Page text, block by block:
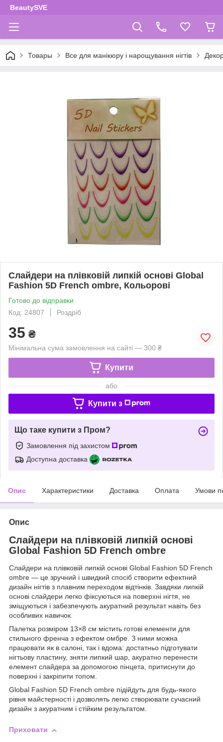
BeautySVE
Товары Все для манікюру і нарощування нігтів
Слайдери на плівковій липкій основі Global
Fashion 5D French ombre, Кольорові
Готово до відправки
Код: 24807
Роздріб
35 ₴
Мінімальна сума замовлення на сайті — 300 ₴
Купити
або
Купити з
Що таке купити з Пром?
Замовлення під захистом
Доступна доставка
Опис Характеристики Доставка Оплата Умови
Опис
Слайдери на плівковій липкій основі
Global Fashion 5D French ombre
Слайдери на плівковій липкій основі Global Fashion 5D French
ombre — це зручний і швидкий спосіб створити ефектний
дизайн нігтів з плавним переходом відтінків. Завдяки липкій
основі слайдери легко фіксуються на поверхні нігтя, не
зміщуються і забезпечують акуратний результат навіть без
особливих навичок.
Палетка розміром 13×8 см містить готові елементи для
стильного френча з ефектом омбре. З ними можна
працювати як в салоні, так і вдома: достатньо підготувати
нігтьову пластину, зняти липкий шар, акуратно перенести
елемент слайдера за допомогою пінцета, притиснути до
поверхні і закріпити топом.
Global Fashion 5D French ombre підійдуть для будь-якого
рівня майстерності і дозволять легко створювати сучасний
дизайн з акуратним і стійким результатом.
Приховати